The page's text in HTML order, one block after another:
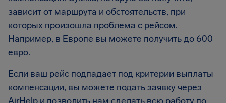
зависит от маршрута и обстоятельств, при
которых произошла проблема с рейсом.
Например, в Европе вы можете получить до 600
евро.
Если ваш рейс подпадает под критерии выплаты
компенсации, вы можете подать заявку через